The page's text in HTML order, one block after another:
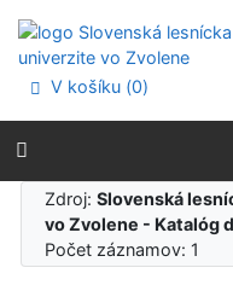
Prejsť na menu
Prehlásenie o webovej
V košíku (0)
Zdroj:Slovenská
vo Zvolene - Katalóg
Počet záznamov: 1